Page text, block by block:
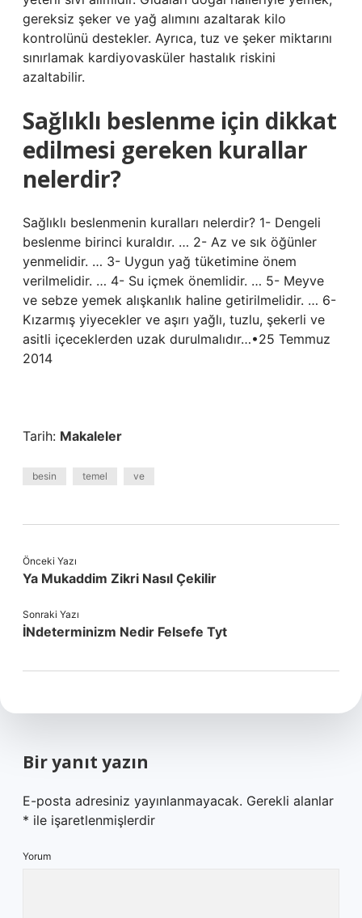
gereksiz şeker ve yağ alımını azaltarak kilo
kontrolünü destekler. Ayrıca, tuz ve şeker miktarını
sınırlamak kardiyovasküler hastalık riskini
azaltabilir.
Sağlıklı beslenme için dikkat
edilmesi gereken kurallar
nelerdir?
Sağlıklı beslenmenin kuralları nelerdir? 1- Dengeli
beslenme birinci kuraldır. … 2- Az ve sık öğünler
yenmelidir. … 3- Uygun yağ tüketimine önem
verilmelidir. … 4- Su içmek önemlidir. … 5- Meyve
ve sebze yemek alışkanlık haline getirilmelidir. … 6-
Kızarmış yiyecekler ve aşırı yağlı, tuzlu, şekerli ve
asitli içeceklerden uzak durulmalıdır…•25 Temmuz
2014
Tarih: Makaleler
besin temel ve
Önceki Yazı
Ya Mukaddim Zikri Nasıl Çekilir
Sonraki Yazı
İNdeterminizm Nedir Felsefe Tyt
Bir yanıt yazın
E-posta adresiniz yayınlanmayacak. Gerekli alanlar
* ile işaretlenmişlerdir
Yorum